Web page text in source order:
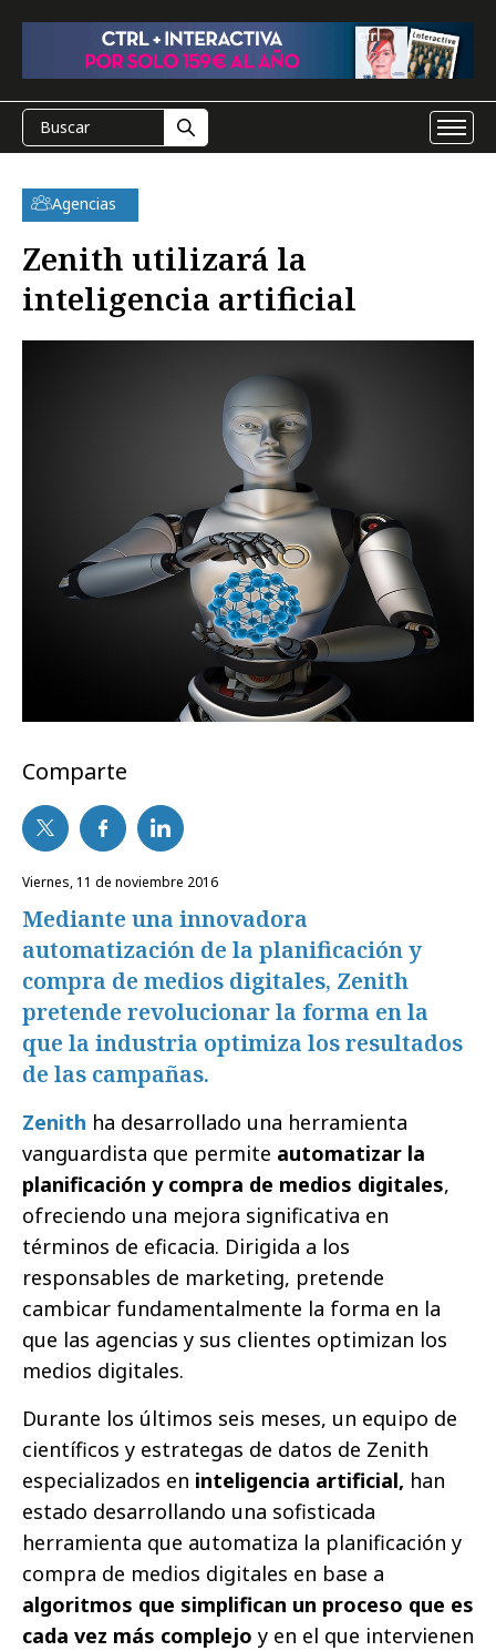
Agencias
Zenith utilizará la
inteligencia artificial
Comparte
viernes, 11 de noviembre 2016
Mediante una innovadora
automatización de la planificación y
compra de medios digitales, Zenith
pretende revolucionar la forma en la
que la industria optimiza los resultados
de las campañas.
Zenith ha desarrollado una herramienta
vanguardista que permite automatizar la
planificación y compra de medios digitales,
ofreciendo una mejora significativa en
términos de eficacia. Dirigida a los
responsables de marketing, pretende
cambicar fundamentalmente la forma en la
que las agencias y sus clientes optimizan los
medios digitales.
Durante los últimos seis meses, un equipo de
científicos y estrategas de datos de Zenith
especializados en inteligencia artificial, han
estado desarrollando una sofisticada
herramienta que automatiza la planificación y
compra de medios digitales en base a
algoritmos que simplifican un proceso que es
cada vez más complejo y en el que intervienen